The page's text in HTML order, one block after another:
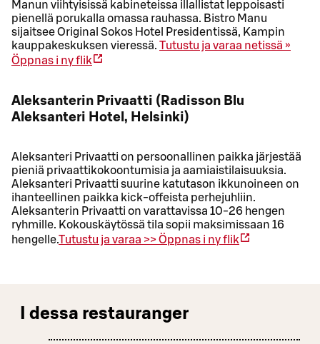
Manun viihtyisissä kabineteissa illallistat leppoisasti
pienellä porukalla omassa rauhassa. Bistro Manu
sijaitsee Original Sokos Hotel Presidentissä, Kampin
kauppakeskuksen vieressä. Tutustu ja varaa netissä »
Öppnas i ny flik
Aleksanterin Privaatti (Radisson Blu
Aleksanteri Hotel, Helsinki)
Aleksanteri Privaatti on persoonallinen paikka järjestää
pieniä privaattikokoontumisia ja aamiaistilaisuuksia.
Aleksanteri Privaatti suurine katutason ikkunoineen on
ihanteellinen paikka kick-offeista perhejuhliin.
Aleksanterin Privaatti on varattavissa 10-26 hengen
ryhmille. Kokouskäytössä tila sopii maksimissaan 16
hengelle.Tutustu ja varaa >>Öppnas i ny flik
I dessa restauranger